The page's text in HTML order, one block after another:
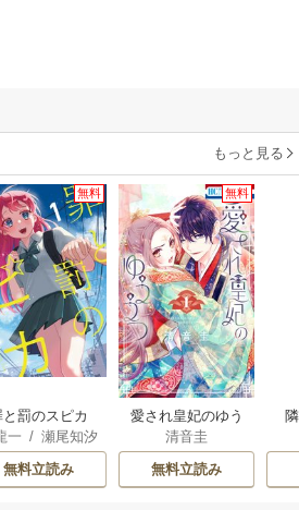
もっと見る
無料
と罰のスピカ
一 /瀬尾知汐
無料立読み
無料
愛され皇妃のゆう
うつ
清音圭
無料立読み